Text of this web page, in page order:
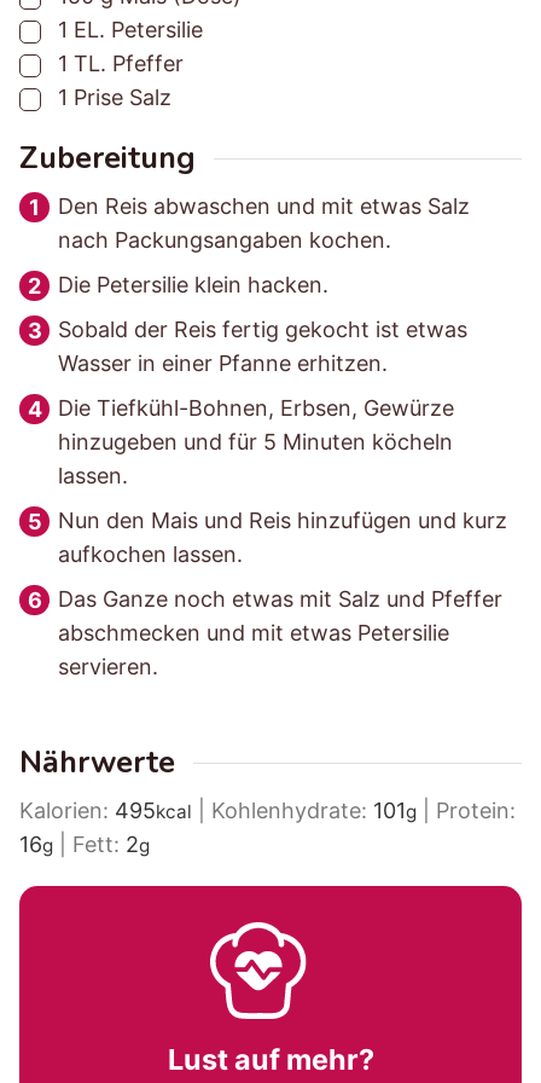
e
i
t
e
i
t
▢
1 EL. Petersilie
▢
1 TL. Pfeffer
▢
1 Prise Salz
Zubereitung
Den Reis abwaschen und mit etwas Salz
nach Packungsangaben kochen.
Die Petersilie klein hacken.
Sobald der Reis fertig gekocht ist etwas
Wasser in einer Pfanne erhitzen.
Die Tiefkühl-Bohnen, Erbsen, Gewürze
hinzugeben und für 5 Minuten köcheln
lassen.
Nun den Mais und Reis hinzufügen und kurz
aufkochen lassen.
Das Ganze noch etwas mit Salz und Pfeffer
abschmecken und mit etwas Petersilie
servieren.
Nährwerte
Kalorien: 495kcal Kohlenhydrate: 101g
Protein:
16g Fett: 2g
Lust auf mehr?